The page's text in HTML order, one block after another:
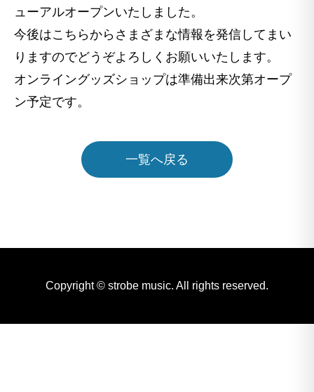
ューアルオープンいたしました。
今後はこちらからさまざまな情報を発信してまい
りますのでどうぞよろしくお願いいたします。
オンライングッズショップは準備出来次第オープ
ン予定です。
一覧へ戻る
Copyright © strobe music. All rights reserved.